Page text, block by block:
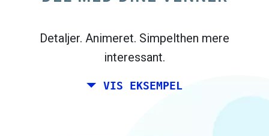
Madrid, og dine venner bor i Dublin og
Detaljer. Animeret. Simpelthen mere
interessant.
VIS EKSEMPEL